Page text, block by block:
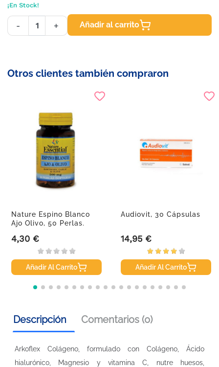
¡En Stock!
- + Añadir al carrito
Otros clientes también compraron
Nature Espino Blanco
Ajo Olivo, 50 Perlas.
Precio
4,30 €
Añadir Al Carrito
Audiovit, 30 Cápsulas
Precio
14,95 €
Añadir Al Carrito
Descripción Comentarios (0)
Arkoflex Colágeno, formulado con Colágeno, Ácido
hialurónico, Magnesio y vitamina C, nutre huesos,